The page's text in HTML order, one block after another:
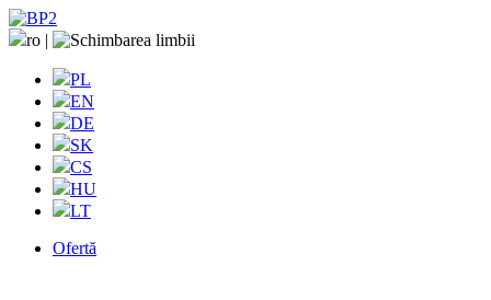
ro |
PL
EN
DE
SK
CS
HU
LT
Ofertă